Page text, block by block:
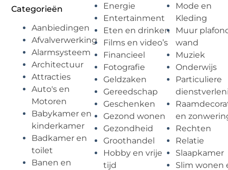
Categorieën
Aanbiedingen
Afvalverwerking
Alarmsysteem
Architectuur
Attracties
Auto's en
Motoren
Babykamer en
kinderkamer
Badkamer en
toilet
Banen en
Energie
Entertainment
Eten en drinken
Films en video’s
Financieel
Fotografie
Geldzaken
Gereedschap
Geschenken
Gezond wonen
Gezondheid
Groothandel
Hobby en vrije
tijd
Mode en
Kleding
Muur
wand
Muziek
Onderwijs
Particuliere
en
Rechten
Relatie
Slaapkamer
Slim wonen